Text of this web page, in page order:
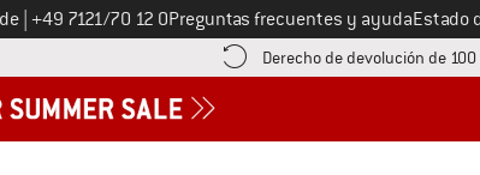
Llámenos al
+49 7121/70 12 0Preguntas frecuentes y ayudaEstado
información sobre el pago aquí! Se abre en una ventana de
Derecho de devolución de